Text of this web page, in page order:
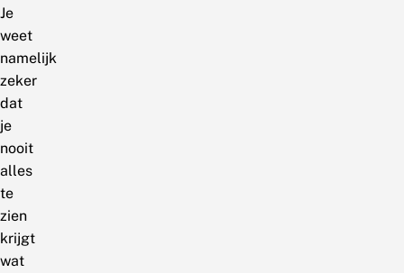
Je
weet
namelijk
zeker
dat
je
nooit
alles
te
zien
krijgt
wat